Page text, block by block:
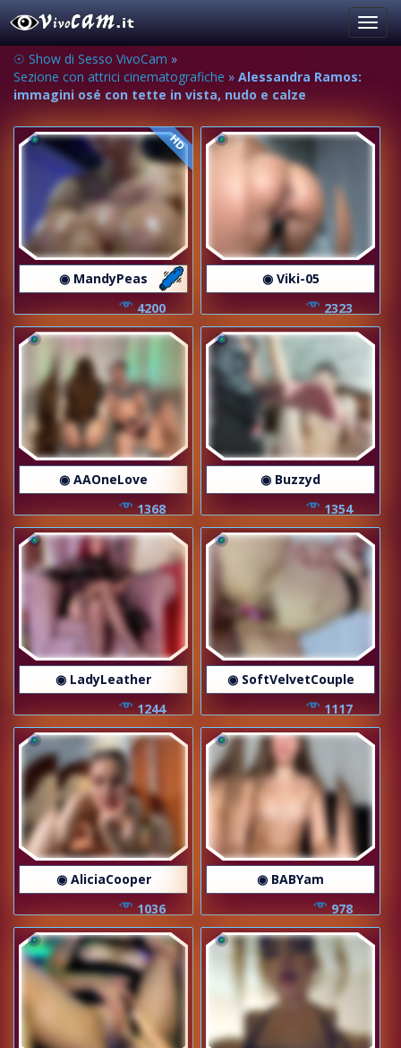
☉ Show di Sesso VivoCam »
Sezione con attrici cinematografiche » Alessandra Ramos:
immagini osé con tette in vista, nudo e calze
HD
◉ MandyPeas
4200
◉ Viki-05
2323
◉ AAOneLove
1368
◉ Buzzyd
1354
◉ LadyLeather
1244
◉ SoftVelvetCouple
1117
◉ AliciaCooper
1036
◉ BABYam
978